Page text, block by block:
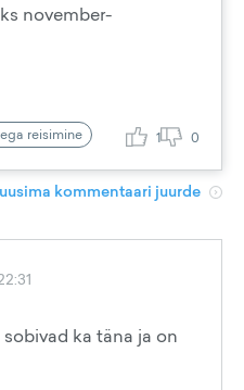
november-
reisimine 1 0
kommentaari juurde
ka täna ja on